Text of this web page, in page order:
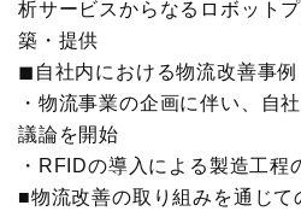
ロジスティクス
ロジスティクス大賞
物流改善賞
物流現場改善優良認定
析サービスからなるロボット
築・提供
◼自社内における物流改善事例
・物流事業の企画に伴い、自
議論を開始
・RFIDの導入による製造工程
■物流改善の取り組みを通じて